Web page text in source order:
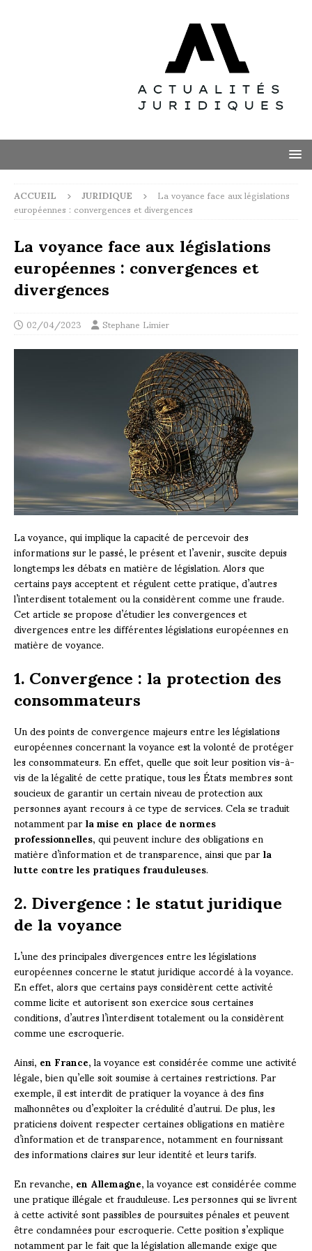
ACCUEIL JURIDIQUE La voyance face aux législations
européennes : convergences et divergences
La voyance face aux législations
européennes : convergences et
divergences
02/04/2023 Stephane Limier
La voyance, qui implique la capacité de percevoir des
informations sur le passé, le présent et l’avenir, suscite depuis
longtemps les débats en matière de législation. Alors que
certains pays acceptent et régulent cette pratique, d’autres
l’interdisent totalement ou la considèrent comme une fraude.
Cet article se propose d’étudier les convergences et
divergences entre les différentes législations européennes en
matière de voyance.
1. Convergence : la protection des
consommateurs
Un des points de convergence majeurs entre les législations
européennes concernant la voyance est la volonté de protéger
les consommateurs. En effet, quelle que soit leur position vis-à-
vis de la légalité de cette pratique, tous les États membres sont
soucieux de garantir un certain niveau de protection aux
personnes ayant recours à ce type de services. Cela se traduit
notamment parla mise en place de normes
professionnelles, qui peuvent inclure des obligations en
matière d’information et de transparence, ainsi que parla
lutte contre les pratiques frauduleuses.
2. Divergence : le statut juridique
de la voyance
L’une des principales divergences entre les législations
européennes concerne le statut juridique accordé à la voyance.
En effet, alors que certains pays considèrent cette activité
comme licite et autorisent son exercice sous certaines
conditions, d’autres l’interdisent totalement ou la considèrent
comme une escroquerie.
Ainsi,en France, la voyance est considérée comme une activité
légale, bien qu’elle soit soumise à certaines restrictions. Par
exemple, il est interdit de pratiquer la voyance à des fins
malhonnêtes ou d’exploiter la crédulité d’autrui. De plus, les
praticiens doivent respecter certaines obligations en matière
d’information et de transparence, notamment en fournissant
des informations claires sur leur identité et leurs tarifs.
En revanche,en Allemagne, la voyance est considérée comme
une pratique illégale et frauduleuse. Les personnes qui se livrent
à cette activité sont passibles de poursuites pénales et peuvent
être condamnées pour escroquerie. Cette position s’explique
notamment par le fait que la législation allemande exige que